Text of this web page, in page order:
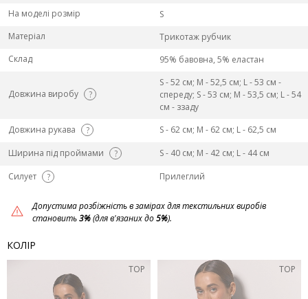
На моделі розмір
S
Матеріал
Трикотаж рубчик
Склад
95% бавовна, 5% еластан
Довжина виробу ?
S - 52 см; M - 52,5 см; L - 53 см -
спереду; S - 53 см; M - 53,5 см; L - 54
см - ззаду
Довжина рукава
?
S - 62 см; M - 62 см; L - 62,5 см
Ширина під проймами
?
S - 40 см; M - 42 см; L - 44 см
Силует
? Прилеглий
Допустима розбіжність в замірах для текстильних виробів
становить3%(для в'язаних до5%).
КОЛІР
TOP TOP